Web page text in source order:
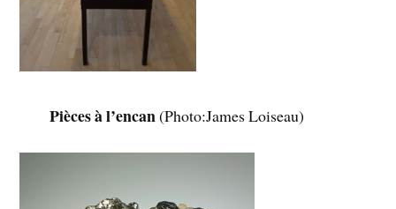
Pièces à l’encan(Photo:James Loiseau)